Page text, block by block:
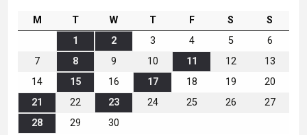
M T W T F S
S
1
2 3 4 5
6
7
8 9 10 11 12
13
14
15 16 17 18 19
20
21
22 23 24 25 26
27
28
29 30